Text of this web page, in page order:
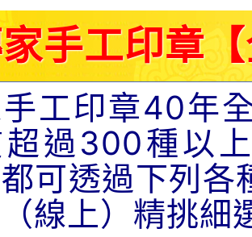
手工印章
工印章40年
過300種以
可透過下列各
線上）精挑細